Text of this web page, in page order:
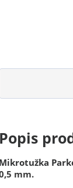
Popis
Mikrotužka
mm.